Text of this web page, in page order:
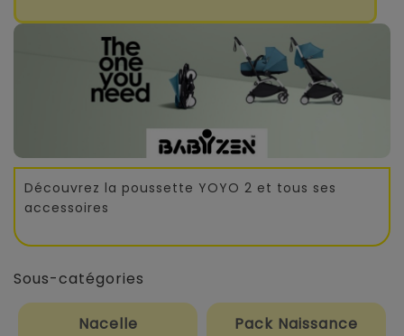
Découvrez la poussette YOYO 2 et tous ses
accessoires
Sous-catégories
Nacelle Pack Naissance